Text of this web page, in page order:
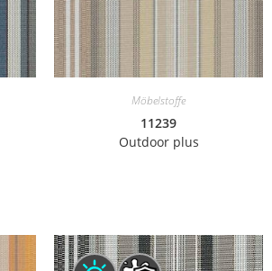
Möbelstoffe
11239
Outdoor plus